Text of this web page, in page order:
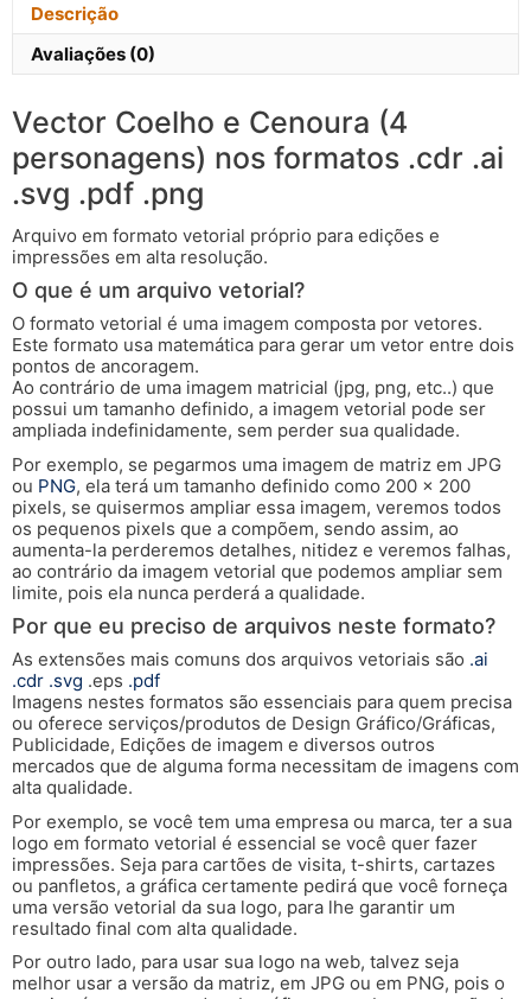
Descrição
Avaliações (0)
Vector Coelho e Cenoura (4
personagens) nos formatos .cdr .ai
.svg .pdf .png
Arquivo em formato vetorial próprio para edições e
impressões em alta resolução.
O que é um arquivo vetorial?
O formato vetorial é uma imagem composta por vetores.
Este formato usa matemática para gerar um vetor entre dois
pontos de ancoragem.
Ao contrário de uma imagem matricial (jpg, png, etc..) que
possui um tamanho definido, a imagem vetorial pode ser
ampliada indefinidamente, sem perder sua qualidade.
Por exemplo, se pegarmos uma imagem de matriz em JPG
ou PNG, ela terá um tamanho definido como 200 x 200
pixels, se quisermos ampliar essa imagem, veremos todos
os pequenos pixels que a compõem, sendo assim, ao
aumenta-la perderemos detalhes, nitidez e veremos falhas,
ao contrário da imagem vetorial que podemos ampliar sem
limite, pois ela nunca perderá a qualidade.
Por que eu preciso de arquivos neste formato?
As extensões mais comuns dos arquivos vetoriais são .ai
.cdr .svg .eps .pdf
Imagens nestes formatos são essenciais para quem precisa
ou oferece serviços/produtos de Design Gráfico/Gráficas,
Publicidade, Edições de imagem e diversos outros
mercados que de alguma forma necessitam de imagens com
alta qualidade.
Por exemplo, se você tem uma empresa ou marca, ter a sua
logo em formato vetorial é essencial se você quer fazer
impressões. Seja para cartões de visita, t-shirts, cartazes
ou panfletos, a gráfica certamente pedirá que você forneça
uma versão vetorial da sua logo, para lhe garantir um
resultado final com alta qualidade.
Por outro lado, para usar sua logo na web, talvez seja
melhor usar a versão da matriz, em JPG ou em PNG, pois o